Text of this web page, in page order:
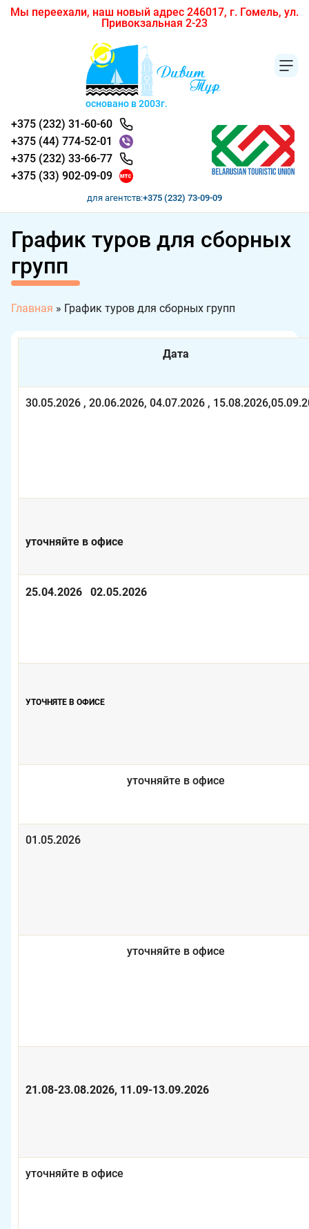
Мы переехали, наш новый адрес 246017, г. Гомель, ул.
Привокзальная 2-23
основано в 2003г.
+375 (232) 31-60-60
+375 (44) 774-52-01
+375 (232) 33-66-77
+375 (33) 902-09-09
для агентств:+375 (232) 73-09-09
График туров для сборных
групп
Главная » График туров для сборных групп
Дата
30.05.2026 , 20.06.2026, 04.07.2026 ,
уточняйте в офисе
25.04.2026 02.05.2026
УТОЧНЯТЕ В ОФИСЕ
уточняйте в офисе
01.05.2026
уточняйте в офисе
21.08-23.08.2026, 11.09-13.09.2026
уточняйте в офисе